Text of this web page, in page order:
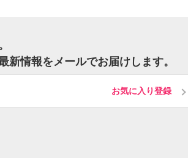
情報をメールでお届けします。
お気に入り登録